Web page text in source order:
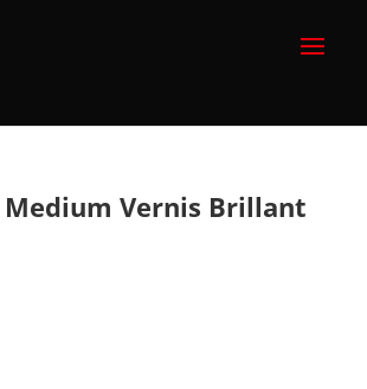
Medium Vernis Brillant